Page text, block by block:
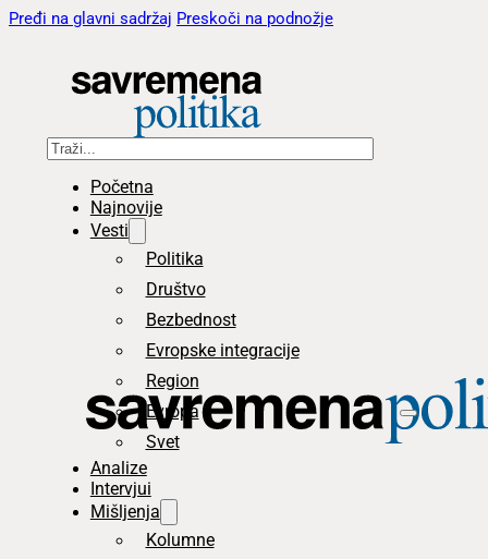
Pređi na glavni sadržaj Preskoči na podnožje
Pretraga
Početna
Najnovije
Vesti
Politika
Društvo
Bezbednost
Evropske integracije
Region
Evropa
Svet
Analize
Intervjui
Mišljenja
Kolumne